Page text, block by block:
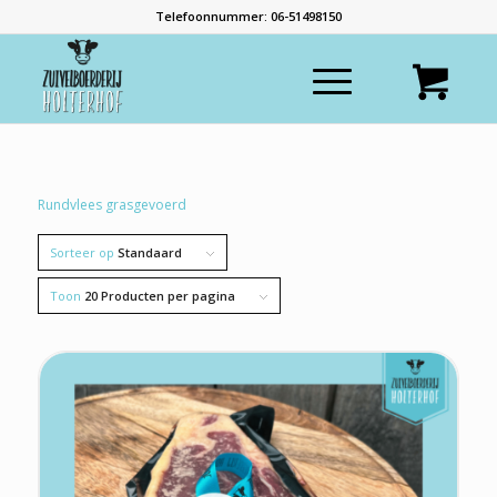
Telefoonnummer: 06-51498150
Rundvlees grasgevoerd
Sorteer op Standaard
Toon 20 Producten per pagina